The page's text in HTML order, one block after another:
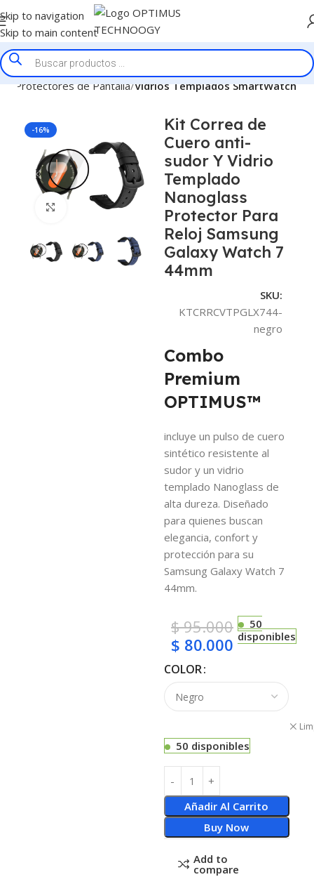
Skip to navigation
Skip to main content
Protectores de Pantalla Vidrios Templados SmartWatch
-16%
Click to enlarge
Kit Correa de
Cuero anti-
sudor Y Vidrio
Templado
Nanoglass
Protector Para
Reloj Samsung
Galaxy Watch 7
44mm
SKU:
KTCRRCVTPGLX744-
negro
Combo
Premium
OPTIMUS™
incluye un pulso de cuero
sintético resistente al
sudor y un vidrio
templado Nanoglass de
alta dureza. Diseñado
para quienes buscan
elegancia, confort y
protección para su
Samsung Galaxy Watch 7
44mm.
$95.000
$ 80.000
50
disponibles
COLOR
50 disponibles
Añadir Al Carrito
Buy Now
Add to
compare